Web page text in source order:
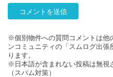
※個別物件への質問コメントは他
ンコミュニティの「スムログ出
ります。
※日本語が含まれない投稿は無視
（スパム対策）